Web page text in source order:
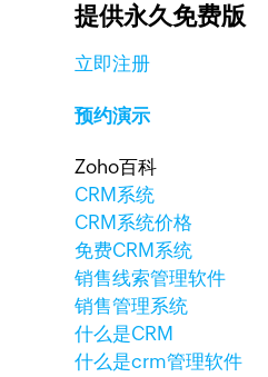
提供永久免费版
立即注册
预约演示
Zoho百科
CRM系统
CRM系统价格
免费CRM系统
销售线索管理软件
销售管理系统
什么是CRM
什么是crm管理软件